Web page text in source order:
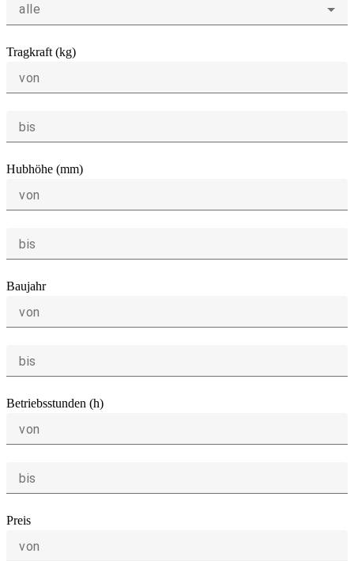
alle
Tragkraft (kg)
von
bis
Hubhöhe (mm)
von
bis
Baujahr
von
bis
Betriebsstunden (h)
von
bis
Preis
von